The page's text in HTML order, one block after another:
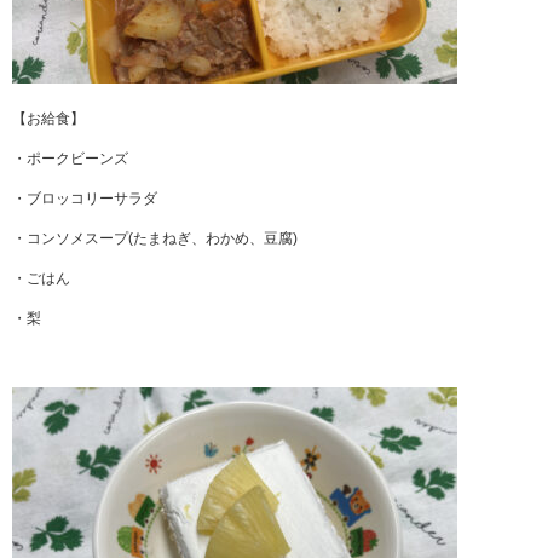
【お給食】
・ポークビーンズ
・ブロッコリーサラダ
・コンソメスープ(たまねぎ、わかめ、豆腐)
・ごはん
・梨